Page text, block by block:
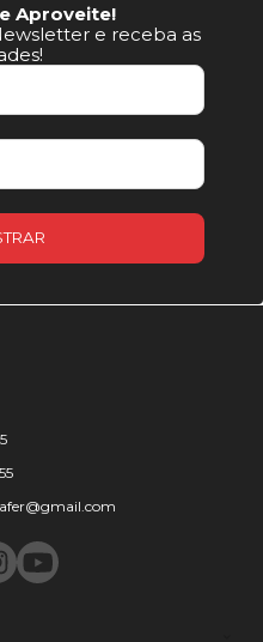
Aproveite!
e receba as